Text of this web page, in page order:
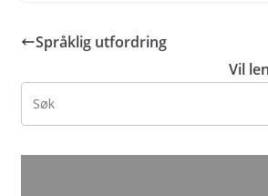
Språklig utfordring
Vil